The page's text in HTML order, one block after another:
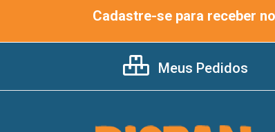
Cadastre-se para receber
Meus Pedidos